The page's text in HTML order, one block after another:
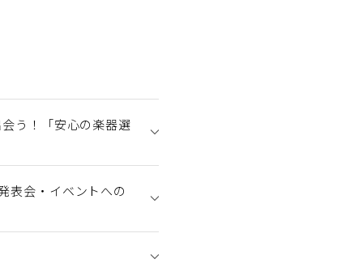
う！「安心の楽器選
表会・イベントへの